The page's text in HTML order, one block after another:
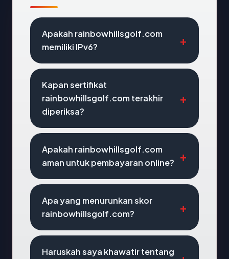
Apakah rainbowhillsgolf.com
memiliki IPv6?
Kapan sertifikat
rainbowhillsgolf.com terakhir
diperiksa?
Apakah rainbowhillsgolf.com
aman untuk pembayaran online?
Apa yang menurunkan skor
rainbowhillsgolf.com?
Haruskah saya khawatir tentang